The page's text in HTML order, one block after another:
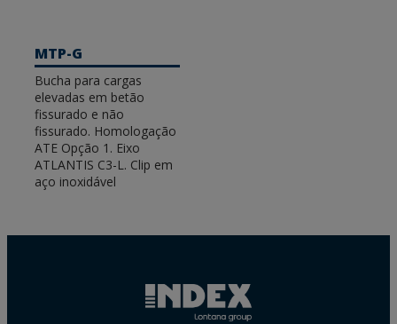
MTP-G
Bucha para cargas
elevadas em betão
fissurado e não
fissurado. Homologação
ATE Opção 1. Eixo
ATLANTIS C3-L. Clip em
aço inoxidável